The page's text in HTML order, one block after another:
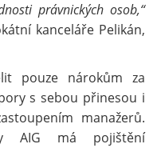
právnických osob,“
kanceláře Pelikán,
pouze nárokům za
s sebou přinesou i
manažerů.
AIG má pojištění